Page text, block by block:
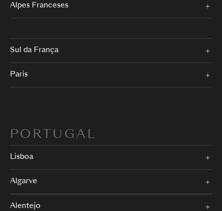
Alpes Franceses
Sul da França
Paris
PORTUGAL
Lisboa
Algarve
Alentejo